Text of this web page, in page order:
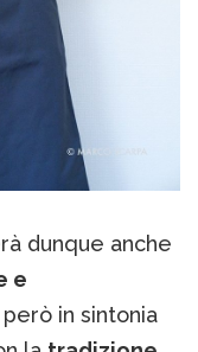
dunque anche
e
in sintonia